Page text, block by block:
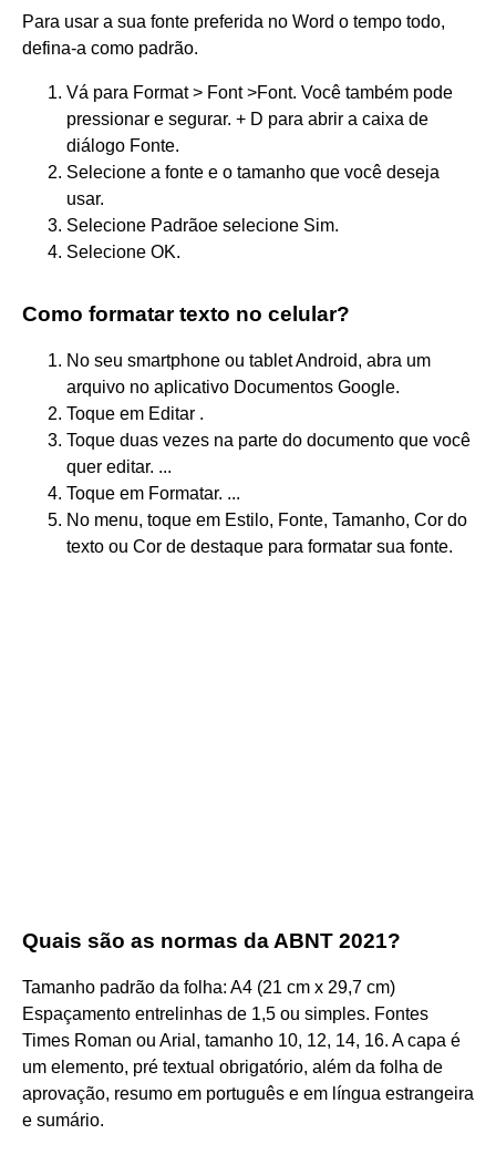
Para usar a sua fonte preferida no Word o tempo todo,
defina-a como padrão.
Vá para Format > Font >Font. Você também pode
pressionar e segurar. + D para abrir a caixa de
diálogo Fonte.
Selecione a fonte e o tamanho que você deseja
usar.
Selecione Padrãoe selecione Sim.
Selecione OK.
Como formatar texto no celular?
No seu smartphone ou tablet Android, abra um
arquivo no aplicativo Documentos Google.
Toque em Editar .
Toque duas vezes na parte do documento que você
quer editar. ...
Toque em Formatar. ...
No menu, toque em Estilo, Fonte, Tamanho, Cor do
texto ou Cor de destaque para formatar sua fonte.
Quais são as normas da ABNT 2021?
Tamanho padrão da folha: A4 (21 cm x 29,7 cm)
Espaçamento entrelinhas de 1,5 ou simples. Fontes
Times Roman ou Arial, tamanho 10, 12, 14, 16. A capa é
um elemento, pré textual obrigatório, além da folha de
aprovação, resumo em português e em língua estrangeira
e sumário.